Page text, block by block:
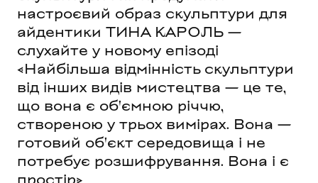
настроєвий образ скульптури для
айдентики ТИНА КАРОЛЬ —
слухайте у новому епізоді
«Найбільша відмінність скульптури
від інших видів мистецтва — це те,
що вона є об'ємною річчю,
створеною у трьох вимірах. Вона —
готовий об'єкт середовища і не
потребує розшифрування. Вона і є